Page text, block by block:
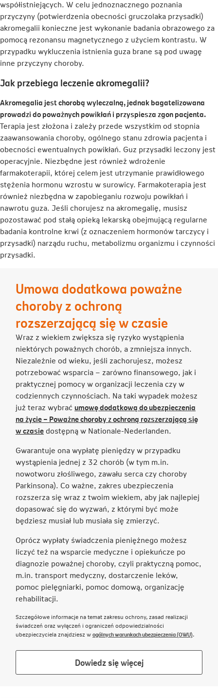
współistniejących. W celu jednoznacznego poznania
przyczyny (potwierdzenia obecności gruczolaka przysadki)
akromegalii konieczne jest wykonanie badania obrazowego za
pomocą rezonansu magnetycznego z użyciem kontrastu. W
przypadku wykluczenia istnienia guza brane są pod uwagę
inne przyczyny choroby.
Jak przebiega leczenie akromegalii?
Akromegalia jest chorobą wyleczalną, jednak bagatelizowana
prowadzi do poważnych powikłań i przyspiesza zgon pacjenta.
Terapia jest złożona i zależy przede wszystkim od stopnia
zaawansowania choroby, ogólnego stanu zdrowia pacjenta i
obecności ewentualnych powikłań. Guz przysadki leczony jest
operacyjnie. Niezbędne jest również wdrożenie
farmakoterapii, której celem jest utrzymanie prawidłowego
stężenia hormonu wzrostu w surowicy. Farmakoterapia jest
również niezbędna w zapobieganiu rozwoju powikłań i
nawrotu guza. Jeśli chorujesz na akromegalię, musisz
pozostawać pod stałą opieką lekarską obejmującą regularne
badania kontrolne krwi (z oznaczeniem hormonów tarczycy i
przysadki) narządu ruchu, metabolizmu organizmu i czynności
przysadki.
Umowa dodatkowa poważne
choroby z ochroną
rozszerzającą się w czasie
Wraz z wiekiem zwiększa się ryzyko wystąpienia
niektórych poważnych chorób, a zmniejsza innych.
Niezależnie od wieku, jeśli zachorujesz, możesz
potrzebować wsparcia – zarówno finansowego, jak i
praktycznej pomocy w organizacji leczenia czy w
codziennych czynnościach. Na taki wypadek możesz
już teraz wybrać umowę dodatkową do ubezpieczenia
na życie – Poważne choroby z ochroną rozszerzającą się
w czasieLink
się
w
nowej
karcie
dostępną w Nationale-Nederlanden.
Gwarantuje ona wypłatę pieniędzy w przypadku
wystąpienia jednej z 32 chorób (w tym m.in.
nowotworu złośliwego, zawału serca czy choroby
Parkinsona). Co ważne, zakres ubezpieczenia
rozszerza się wraz z twoim wiekiem, aby jak najlepiej
dopasować się do wyzwań, z którymi być może
będziesz musiał lub musiała się zmierzyć.
Oprócz wypłaty świadczenia pieniężnego możesz
liczyć też na wsparcie medyczne i opiekuńcze po
diagnozie poważnej choroby, czyli praktyczną pomoc,
m.in. transport medyczny, dostarczenie leków,
pomoc pielęgniarki, pomoc domową, organizację
rehabilitacji.
Szczegółowe informacje na temat zakresu ochrony, zasad realizacji
świadczeń oraz wyłączeń i ograniczeń odpowiedzialności
ubezpieczyciela znajdziesz wogólnych warunkach ubezpieczenia (OWU).
Dowiedz się więcejLink
otwiera